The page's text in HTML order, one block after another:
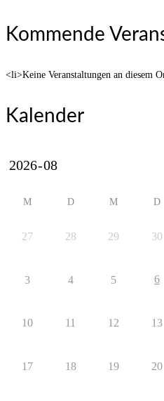
Kommende
<li>Keine Veranstaltungen an diesem
Kalender
M D M D
27 28 29 30
3 4 5 6
10 11 12 13
17 18 19 20